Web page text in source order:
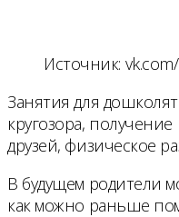
Источник:
Занятия для
кругозора,
друзей, физическое
В будущем родители
как можно раньше